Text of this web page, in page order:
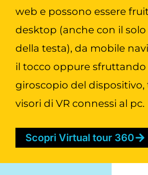
web e possono essere
desktop (anche con il
della testa), da mobile
il tocco oppure sfruttando
giroscopio del
visori di VR connessi al pc.
Scopri Virtual tour 360